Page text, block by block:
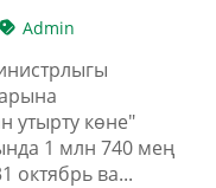
Admin
утырту көне"
1 млн 740 мең
октябрь ва...